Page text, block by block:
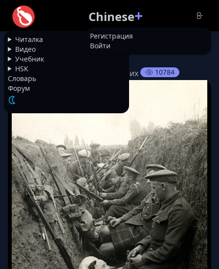
Читалка
Видео
Учебник
HSK
Словарь
Форум
Chinese+
Регистрация
Войти
НАЗАД
Старый мастер работает за двоих 10784